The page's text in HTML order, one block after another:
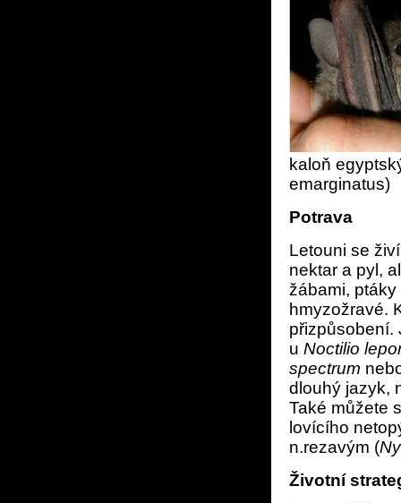
kaloň
emarginatus)
Potrava
Letouni se
nektar a pyl,
žábami,
hmyzožravé.
přizpůsobení.
u Noctilio
spectrum
dlouhý jazyk,
Také můžete
lovícího
n.rezavým (
Životní